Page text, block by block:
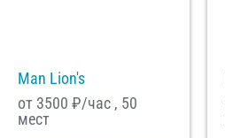
Man Lion's
от 3500 ₽/час , 50
мест